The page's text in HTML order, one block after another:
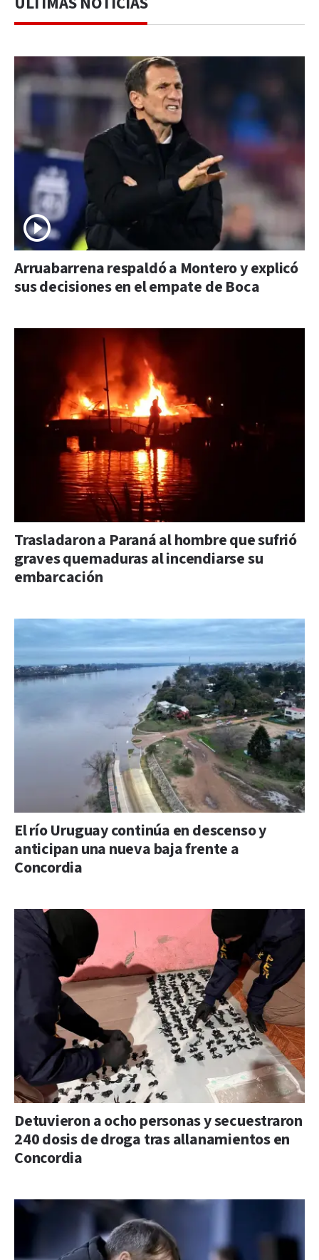
Arruabarrena respaldó a Montero y explicó
sus decisiones en el empate de Boca
Trasladaron a Paraná al hombre que sufrió
graves quemaduras al incendiarse su
embarcación
El río Uruguay continúa en descenso y
anticipan una nueva baja frente a
Concordia
Detuvieron a ocho personas y secuestraron
240 dosis de droga tras allanamientos en
Concordia